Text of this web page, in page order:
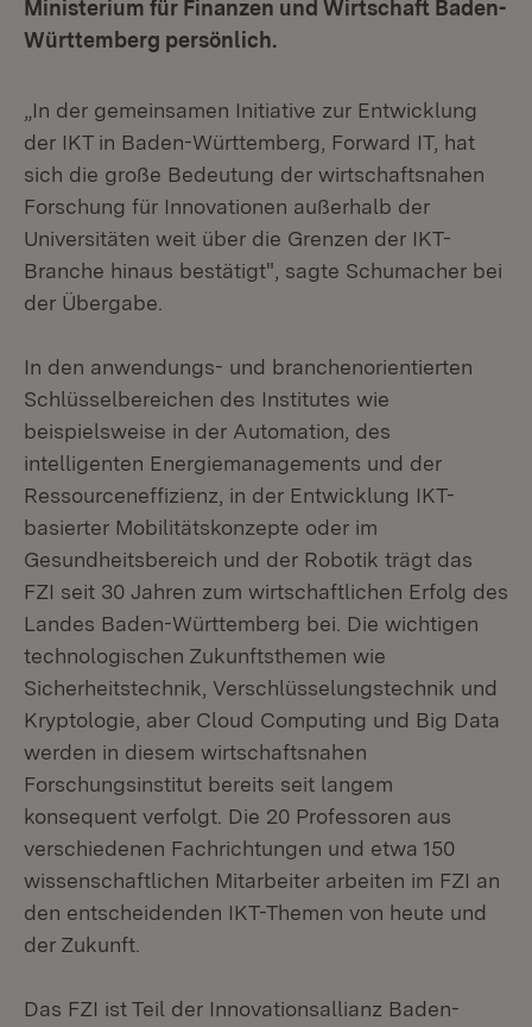
Ministerium für Finanzen und Wirtschaft Baden-
Württemberg persönlich.
„In der gemeinsamen Initiative zur Entwicklung
der IKT in Baden-Württemberg, Forward IT, hat
sich die große Bedeutung der wirtschaftsnahen
Forschung für Innovationen außerhalb der
Universitäten weit über die Grenzen der IKT-
Branche hinaus bestätigt", sagte Schumacher bei
der Übergabe.
In den anwendungs- und branchenorientierten
Schlüsselbereichen des Institutes wie
beispielsweise in der Automation, des
intelligenten Energiemanagements und der
Ressourceneffizienz, in der Entwicklung IKT-
basierter Mobilitätskonzepte oder im
Gesundheitsbereich und der Robotik trägt das
FZI seit 30 Jahren zum wirtschaftlichen Erfolg des
Landes Baden-Württemberg bei. Die wichtigen
technologischen Zukunftsthemen wie
Sicherheitstechnik, Verschlüsselungstechnik und
Kryptologie, aber Cloud Computing und Big Data
werden in diesem wirtschaftsnahen
Forschungsinstitut bereits seit langem
konsequent verfolgt. Die 20 Professoren aus
verschiedenen Fachrichtungen und etwa 150
wissenschaftlichen Mitarbeiter arbeiten im FZI an
den entscheidenden IKT-Themen von heute und
der Zukunft.
Das FZI ist Teil der Innovationsallianz Baden-